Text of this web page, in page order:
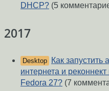
DHCP? (5
2017
Desktop
Как запустить
интернета и
Fedora 27? (7